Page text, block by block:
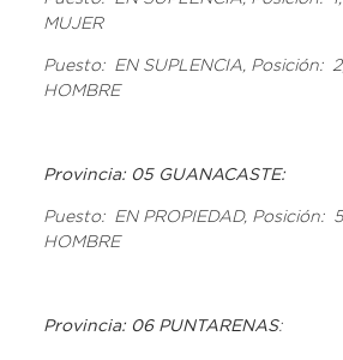
MUJER
Puesto: EN SUPLENCIA, Posición:
HOMBRE
Provincia: 05 GUANACASTE:
Puesto: EN PROPIEDAD, Posición:
HOMBRE
Provincia: 06 PUNTARENAS: